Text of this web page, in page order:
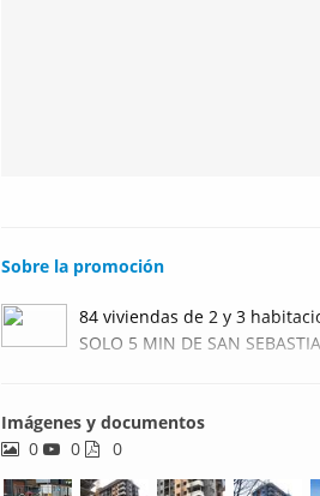
Sobre la promoción
84 viviendas de 2 y 3
SOLO 5 MIN DE SAN
zonas verdes, locales
dotado de todos los servicios e
infrastucturas necesarias
Imágenes y documentos
0
0 0